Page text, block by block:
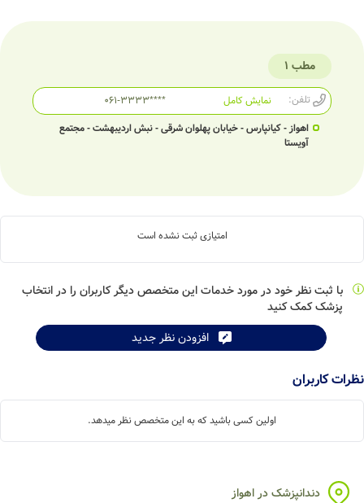
مطب 1
تلفن: 061-3333****
نمایش کامل
اهواز - کیانپارس - خیابان پهلوان شرقی - نبش اردیبهشت - مجتمع
آویستا
امتیازی ثبت نشده است
با ثبت نظر خود در مورد خدمات این متخصص دیگر کاربران را در انتخاب
پزشک کمک کنید
افزودن نظر جدید
نظرات کاربران
اولین کسی باشید که به این متخصص نظر میدهد.
دندانپزشک در اهواز